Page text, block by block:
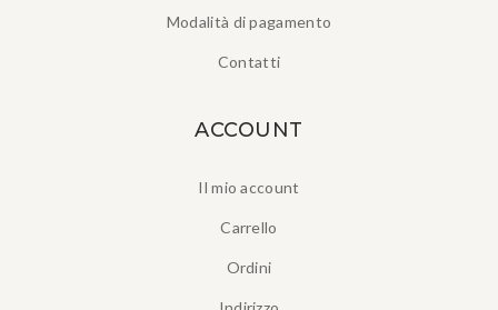
Modalità di pagamento
Contatti
ACCOUNT
Il mio account
Carrello
Ordini